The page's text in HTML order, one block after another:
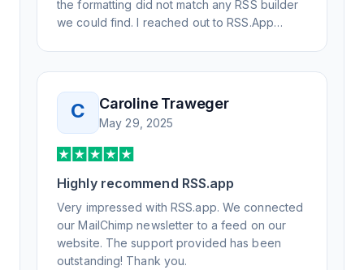
the formatting did not match any RSS builder
we could find. I reached out to RSS.App
day, but I spoke to someone who was
knowledgeable, kind, and clearly wanted to
understand the issue. It has been a few
weeks, but after many revisions and direct
support, all of my release notes are in a way
that my users understand and find value in.
Honestly, it has been an exceptional
experience, and I will be pushing everyone I
know to RSS.app for their RSS needs.
C Caroline Traweger
May 29, 2025
Highly recommend RSS.app
Very impressed with RSS.app. We connected
our MailChimp newsletter to a feed on our
website. The support provided has been
outstanding! Thank you.